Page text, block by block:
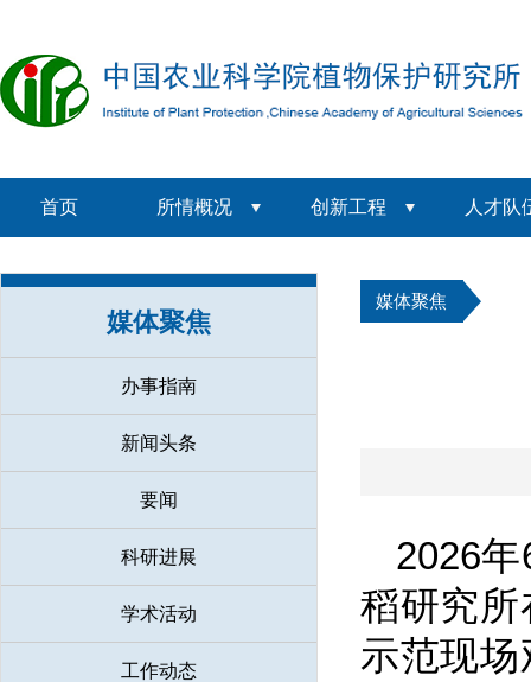
首页 所情概况 创新工程 人才队
媒体聚焦
办事指南
新闻头条
要闻
科研进展
学术活动
工作动态
媒体聚焦
2026
稻研究所
示范现